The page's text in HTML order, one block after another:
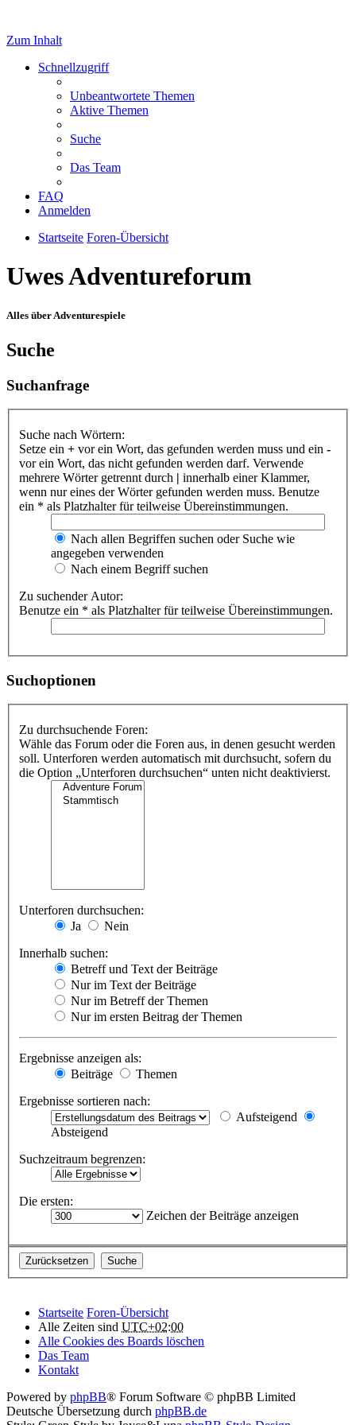
Zum Inhalt
Schnellzugriff
Unbeantwortete Themen
Aktive Themen
Suche
Das Team
FAQ
Anmelden
Startseite Foren-Übersicht
Uwes Adventureforum
Alles über Adventurespiele
Suche
Suchanfrage
Suche nach Wörtern:
Setze ein + vor ein Wort, das gefunden werden muss und ein -
vor ein Wort, das nicht gefunden werden darf. Verwende
mehrere Wörter getrennt durch | innerhalb einer Klammer,
wenn nur eines der Wörter gefunden werden muss. Benutze
ein * als Platzhalter für teilweise Übereinstimmungen.
Nach allen Begriffen suchen oder Suche wie
angegeben verwenden
Nach einem Begriff suchen
Zu suchender Autor:
Benutze ein * als Platzhalter für teilweise Übereinstimmungen.
Suchoptionen
Zu durchsuchende Foren:
Wähle das Forum oder die Foren aus, in denen gesucht werden
soll. Unterforen werden automatisch mit durchsucht, sofern du
die Option „Unterforen durchsuchen“ unten nicht deaktivierst.
Unterforen durchsuchen:
Ja
Nein
Innerhalb suchen:
Betreff und Text der Beiträge
Nur im Text der Beiträge
Nur im Betreff der Themen
Nur im ersten Beitrag der Themen
Ergebnisse anzeigen als:
Beiträge
Themen
Ergebnisse sortieren nach:
Aufsteigend
Absteigend
Suchzeitraum begrenzen:
Die ersten:
Zeichen der Beiträge anzeigen
Startseite Foren-Übersicht
Alle Zeiten sind UTC+02:00
Alle Cookies des Boards löschen
Das Team
Kontakt
Powered by phpBB® Forum Software © phpBB Limited
Deutsche Übersetzung durch phpBB.de